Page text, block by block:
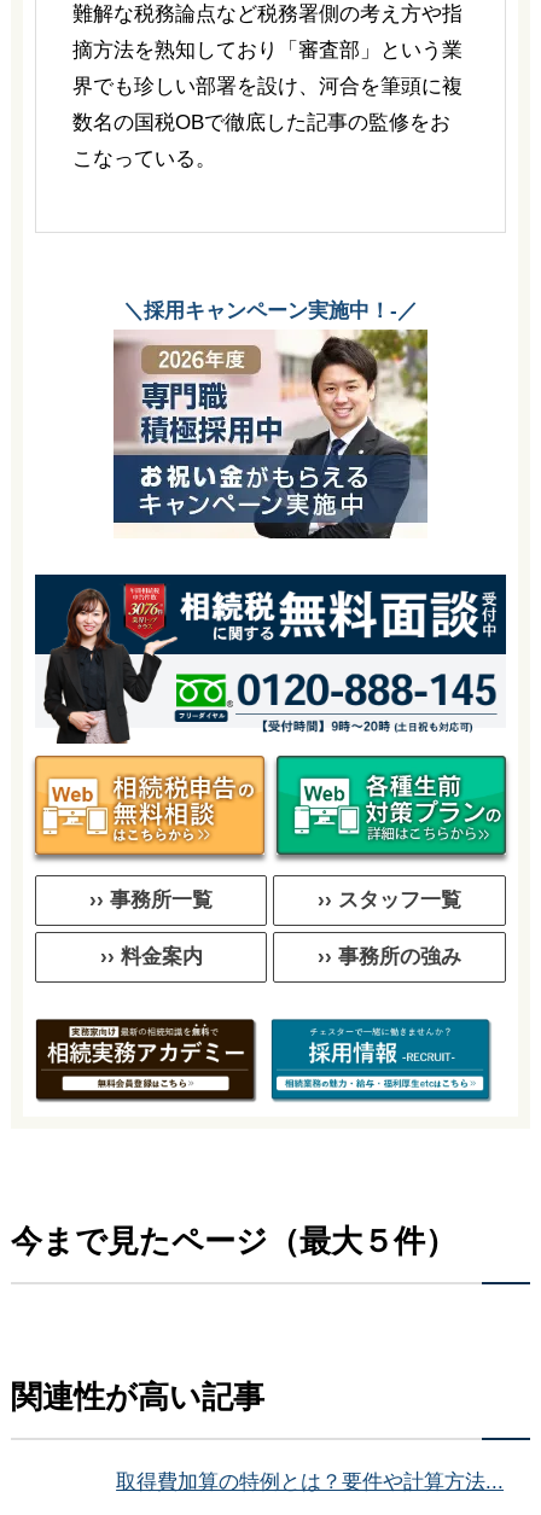
難解な税務論点など税務署側の考え方や指
摘方法を熟知しており「審査部」という業
界でも珍しい部署を設け、河合を筆頭に複
数名の国税OBで徹底した記事の監修をお
こなっている。
＼採用キャンペーン実施中！-／
›› 事務所一覧 ›› スタッフ一覧
›› 料金案内 ›› 事務所の強み
今まで見たページ（最大５件）
関連性が高い記事
取得費加算の特例とは？要件や計算方法...